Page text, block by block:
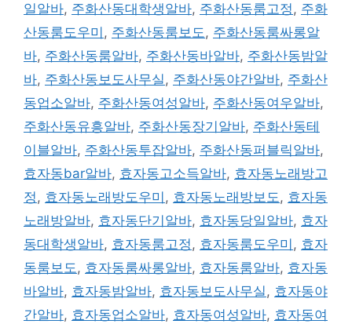
일알바, 주화산동대학생알바, 주화산동룸고정, 주화
산동룸도우미 , 주화산동룸보도, 주화산동룸싸롱알
바, 주화산동룸알바, 주화산동바알바, 주화산동밤알
바, 주화산동보도사무실, 주화산동야간알바, 주화산
동업소알바, 주화산동여성알바, 주화산동여우알바,
주화산동유흥알바, 주화산동장기알바, 주화산동테
이블알바, 주화산동투잡알바, 주화산동퍼블릭알바,
효자동bar알바, 효자동고소득알바, 효자동노래방고
정, 효자동노래방도우미 , 효자동노래방보도, 효자동
노래방알바, 효자동단기알바, 효자동당일알바, 효자
동대학생알바, 효자동룸고정, 효자동룸도우미 , 효자
동룸보도, 효자동룸싸롱알바, 효자동룸알바, 효자동
바알바, 효자동밤알바, 효자동보도사무실, 효자동야
간알바, 효자동업소알바, 효자동여성알바, 효자동여